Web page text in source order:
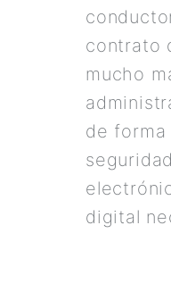
contrato
mucho
de
digital